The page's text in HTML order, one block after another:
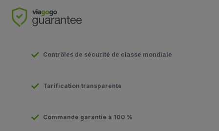
Contrôles de sécurité de classe mondiale
Tarification transparente
Commande garantie à 100 %